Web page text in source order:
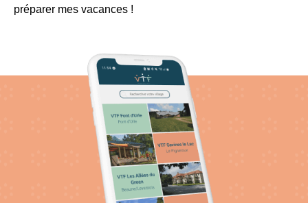
préparer mes vacances !